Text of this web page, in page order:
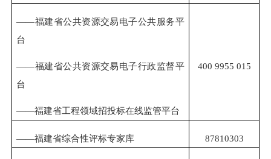
——福建省公共资源交易电子公共服务平
台
——福建省公共资源交易电子行政监督平
台
——福建省工程领域招投标在线监管平台
400 9955 015
——福建省综合性评标专家库 87810303